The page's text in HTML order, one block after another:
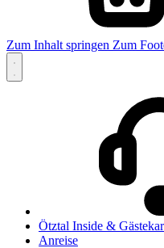
Zum Inhalt springen Zum
Ötztal Inside &
Anreise